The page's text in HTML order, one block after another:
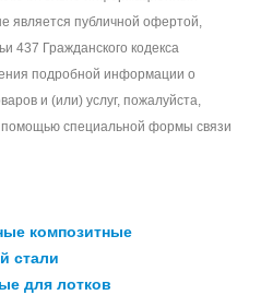
является публичной офертой,
437 Гражданского кодекса
подробной информации о
и (или) услуг, пожалуйста,
специальной формы связи
композитные
стали
для лотков